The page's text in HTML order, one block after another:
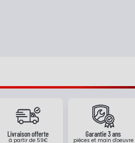
Livraison offerte
à partir de 59€
Garantie 3 ans
pièces et main d'oeuvre